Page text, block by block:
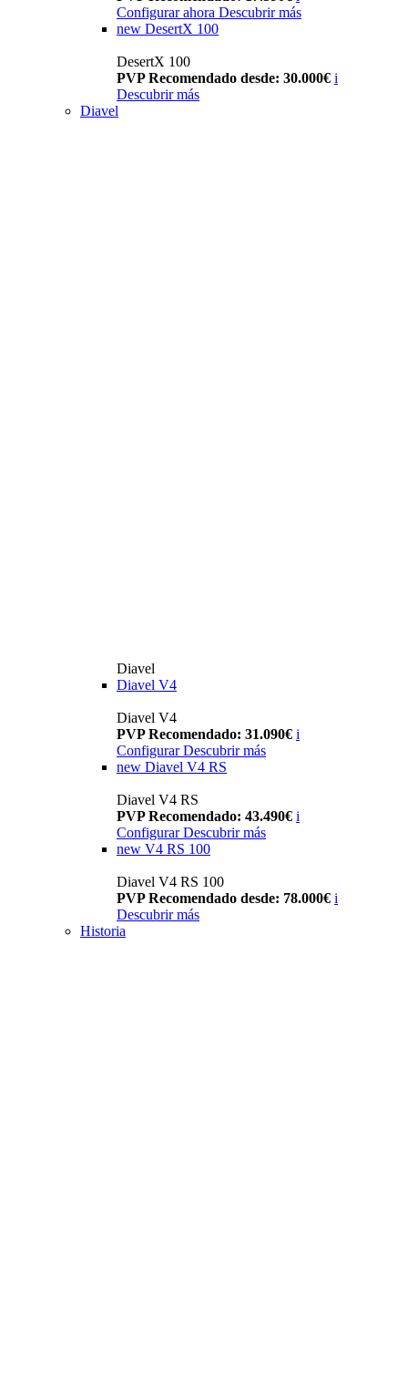
Configurar ahora Descubrir más
new DesertX 100
DesertX 100
PVP Recomendado desde: 30.000€ i
Descubrir más
Diavel
Diavel
Diavel V4
Diavel V4
PVP Recomendado: 31.090€ i
Configurar Descubrir más
new Diavel V4 RS
Diavel V4 RS
PVP Recomendado: 43.490€ i
Configurar Descubrir más
new V4 RS 100
Diavel V4 RS 100
PVP Recomendado desde: 78.000€ i
Descubrir más
Historia